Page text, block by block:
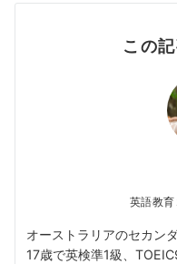
この
英語教
オーストラリアのセカン
17歳で英検準1級、